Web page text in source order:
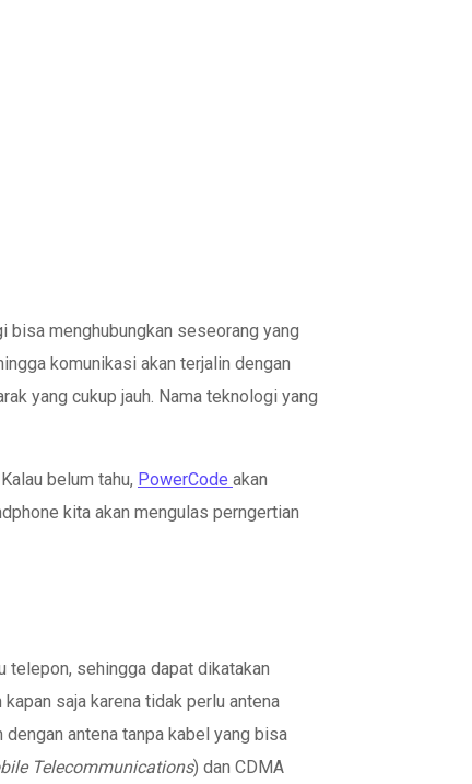
bisa menghubungkan seseorang yang
komunikasi akan terjalin dengan
yang cukup jauh. Nama teknologi yang
belum tahu, PowerCode akan
kita akan mengulas perngertian
telepon, sehingga dapat dikatakan
saja karena tidak perlu antena
antena tanpa kabel yang bisa
Telecommunications) dan CDMA